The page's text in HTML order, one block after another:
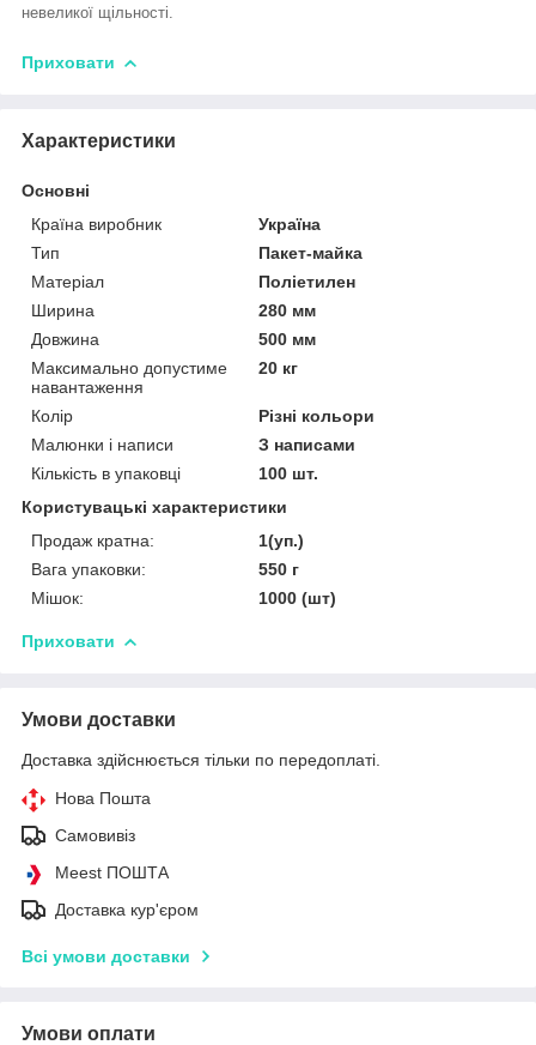
невеликої щільності.
Приховати
Характеристики
Основні
Країна виробник
Україна
Тип
Пакет-майка
Матеріал
Поліетилен
Ширина
280 мм
Довжина
500 мм
Максимально допустиме
навантаження
20 кг
Колір
Різні кольори
Малюнки і написи
З написами
Кількість в упаковці
100 шт.
Користувацькі характеристики
Продаж кратна:
1(уп.)
Вага упаковки:
550 г
Мішок:
1000 (шт)
Приховати
Умови доставки
Доставка здійснюється тільки по передоплаті.
Нова Пошта
Самовивіз
Meest ПОШТА
Доставка кур'єром
Всі умови доставки
Умови оплати